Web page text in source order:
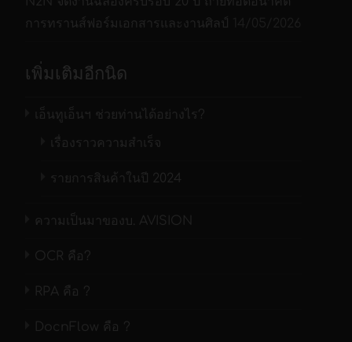
การทรานส์ฟอร์มเอกสารและงานศิลป์
เพิ่มเติมอีกนิด
เอ็นทูเอ็นฯ ช่วยท่านได้อย่างไร?
เรื่องราวความสำเร็จ
รายการสินค้าในปี 2024
ความเป็นมาของบ. AVISION
OCR คือ?
RPA คือ ?
DocnFlow คือ ?